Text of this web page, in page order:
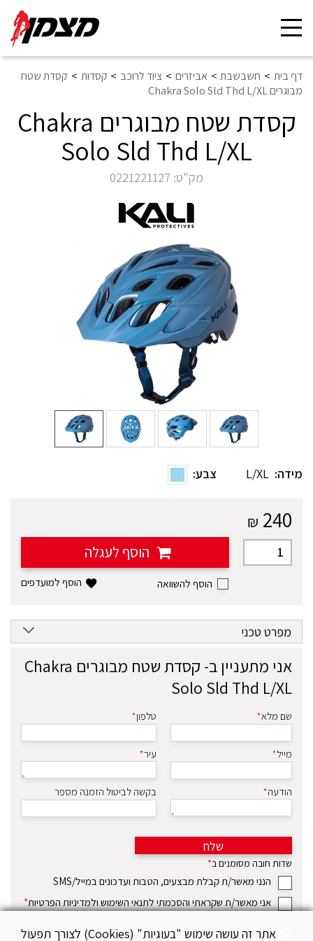
Toggle
navigation
דף בית חשבשבת אביזרים ציוד לרוכב קסדות
קסדת שטח
מבוגרים Chakra Solo Sld Thd L/XL
קסדת שטח מבוגרים Chakra
Solo Sld Thd L/XL
מק"ט: 0221221127
מידה: L/XL צבע:
240
₪
הוסף לעגלה
הוסף למועדפים
מפרט טכני
אני מתעניין ב-
קסדת שטח מבוגרים Chakra
Solo Sld Thd L/XL
שם מלא* טלפון*
מייל* עיר*
הודעה* בקשה לביטול הזמנה מספר
שלח
שדות חובה מסומנים ב*
הנני מאשר/ת קבלת מבצעים, הטבות ועדכונים במייל/SMS
אני מאשר/ת שקראתי והסכמתי לתנאי השימוש ולמדיניות הפרטיות*
אתר זה עושה שימוש "בעוגיות" (Cookies) לצורך תפעול